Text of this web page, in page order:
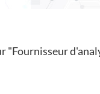
"Fournisseur